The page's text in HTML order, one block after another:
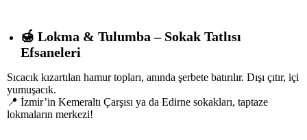
🍯 Lokma & Tulumba – Sokak Tatlısı
Efsaneleri
Sıcacık kızartılan hamur topları, anında şerbete batırılır. Dışı çıtır, içi
yumuşacık.
📍 İzmir’in Kemeraltı Çarşısı ya da Edirne sokakları, taptaze
lokmaların merkezi!